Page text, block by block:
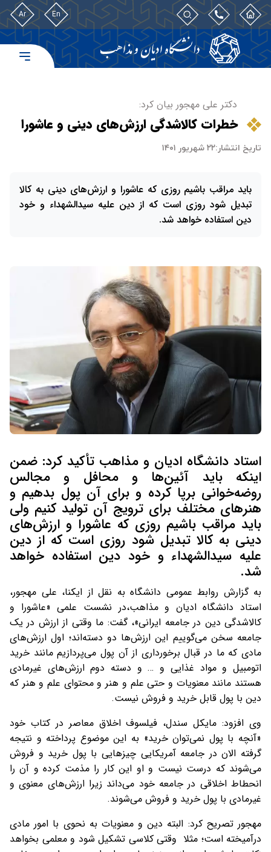
En
Ar
دکتر علی مهجور بیان کرد:
خطرات کالاشدگی ارزش‌های دینی و عاشورا
تاریخ انتشار:۲۲ شهریور ۱۴۰۱
باید مراقب باشیم روزی که عاشورا و ارزش‌های دینی به کالا
تبدیل شود روزی است که از دین علیه سیدالشهداء و خود
دین استفاده خواهد شد.
استاد دانشگاه ادیان و مذاهب تأکید کرد: ضمن
اینکه باید آئین‌ها و محافل و مجالس
روضه‌خوانی برپا کرده و برای آن پول بدهیم و
هنرهای مختلف برای ترویج آن تولید کنیم ولی
باید مراقب باشیم روزی که عاشورا و ارزش‌های
دینی به کالا تبدیل شود روزی است که از دین
علیه سیدالشهداء و خود دین استفاده خواهد
شد.
به گزارش روابط عمومی دانشگاه به نقل از ایکنا، علی مهجور،
استاد دانشگاه ادیان و مذاهب،در نشست علمی «عاشورا و
کالاشدگی دین در جامعه ایرانی»، گفت: ما وقتی از ارزش در یک
جامعه سخن می‌گوییم این ارزش‌ها دو دسته‌اند؛ اول ارزش‌های
مادی که ما در قبال برخورداری از آن پول می‌پردازیم مانند خرید
اتومبیل و مواد غذایی و … و دسته دوم ارزش‌های غیرمادی
هستند مانند معنویات و حتی علم و هنر و محتوای علم و هنر که
دین با پول قابل خرید و فروش نیست.
وی افزود: مایکل سندل، فیلسوف اخلاق معاصر در کتاب خود
«آنچه با پول نمی‌توان خرید» به این موضوع پرداخته و نتیجه
گرفته الان در جامعه آمریکایی چیزهایی با پول خرید و فروش
می‌شوند که درست نیست و او این کار را مذمت کرده و آن را
انحطاط اخلاقی در جامعه خود می‌داند زیرا ارزش‌های معنوی و
غیرمادی با پول خرید و فروش می‌شوند.
مهجور تصریح کرد: البته دین و معنویات به نحوی با امور مادی
درآمیخته است؛ مثلا وقتی کلاسی تشکیل شود و معلمی بخواهد